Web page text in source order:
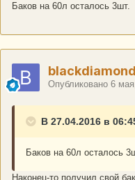
Баков на 60л осталось 3шт.
blackdiamond
Опубликовано 6
В 27.04.2016 в
Баков на 60л осталось
Наконец-то получил свой